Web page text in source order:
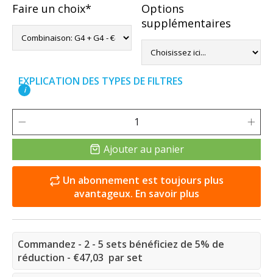
Faire un choix*
Options
supplémentaires
EXPLICATION DES TYPES DE FILTRES
i
Ajouter au panier
Un abonnement est toujours plus
avantageux. En savoir plus
Commandez - 2 - 5 sets bénéficiez de 5% de
réduction - €47,03 par set